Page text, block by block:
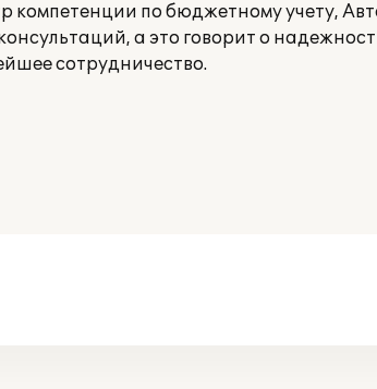
компетенции по бюджетному учету,
а это говорит о
сотрудничество.